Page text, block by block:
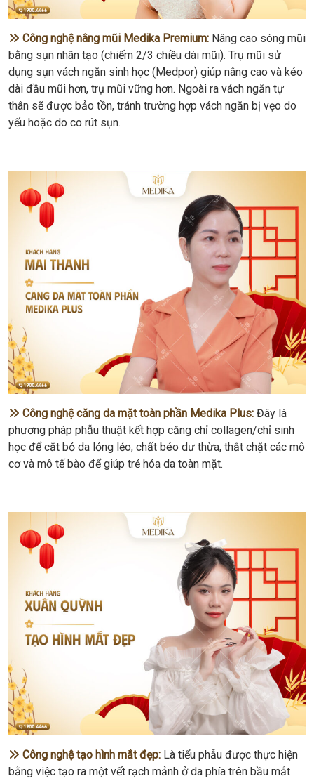
Công nghệ nâng mũi Medika Premium: Nâng cao sóng mũi
bằng sụn nhân tạo (chiếm 2/3 chiều dài mũi). Trụ mũi sử
dụng sụn vách ngăn sinh học (Medpor) giúp nâng cao và kéo
dài đầu mũi hơn, trụ mũi vững hơn. Ngoài ra vách ngăn tự
thân sẽ được bảo tồn, tránh trường hợp vách ngăn bị vẹo do
yếu hoặc do co rút sụn.
Công nghệ căng da mặt toàn phần Medika Plus: Đây là
phương pháp phẫu thuật kết hợp căng chỉ collagen/chỉ sinh
học để cắt bỏ da lỏng lẻo, chất béo dư thừa, thắt chặt các mô
cơ và mô tế bào để giúp trẻ hóa da toàn mặt.
Công nghệ tạo hình mắt đẹp: Là tiểu phẫu được thực hiện
bằng việc tạo ra một vết rạch mảnh ở da phía trên bầu mắt